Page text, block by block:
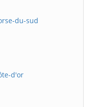
du-sud
d'or